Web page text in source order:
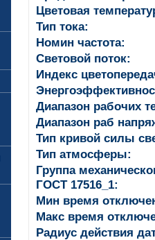
Цветовая
Тип тока:
Номин частота:
Световой поток:
Индекс
Диапазон рабочих
Диапазон раб
Тип кривой силы
Тип атмосферы:
Группа
ГОСТ 17516_1:
Мин время
Макс время
Радиус действия